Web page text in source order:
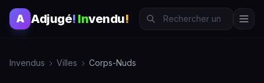
A Adjugé! Invendu!
Invendus Villes Corps-Nuds